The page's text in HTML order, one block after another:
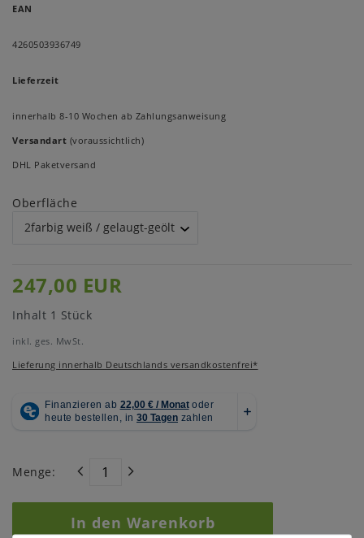
EAN
4260503936749
Lieferzeit
innerhalb 8-10 Wochen ab Zahlungsanweisung
Versandart (voraussichtlich)
DHL Paketversand
Oberfläche
247,00 EUR
Inhalt 1 Stück
inkl. ges. MwSt.
Lieferung innerhalb Deutschlands versandkostenfrei*
Menge:
In den Warenkorb